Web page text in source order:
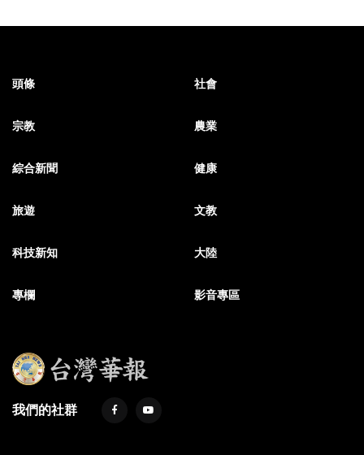
頭條 社會
宗教 農業
綜合新聞 健康
旅遊 文教
科技新知 大陸
專欄 影音專區
我們的社群